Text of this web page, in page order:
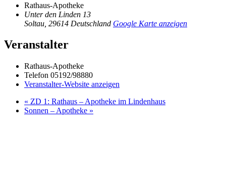
Rathaus-Apotheke
Unter den Linden 13
Soltau 29614 Deutschland Google Karte anzeigen
Veranstalter
Rathaus-Apotheke
Telefon 05192/98880
Veranstalter-Website anzeigen
« ZD 1: Rathaus – Apotheke im Lindenhaus
Sonnen – Apotheke »